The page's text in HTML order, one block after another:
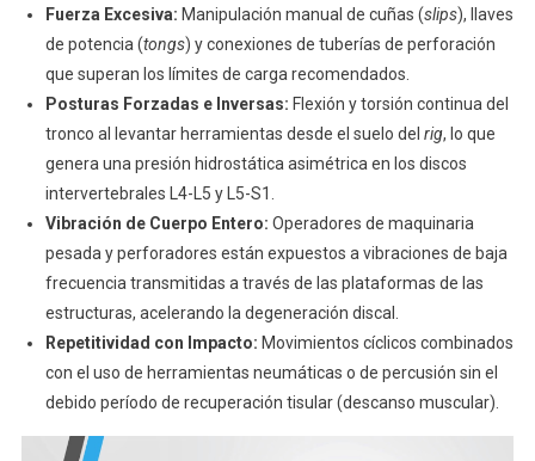
Fuerza Excesiva: Manipulación manual de cuñas (slips), llaves
de potencia (tongs) y conexiones de tuberías de perforación
que superan los límites de carga recomendados.
Posturas Forzadas e Inversas: Flexión y torsión continua del
tronco al levantar herramientas desde el suelo del rig, lo que
genera una presión hidrostática asimétrica en los discos
intervertebrales L4-L5 y L5-S1.
Vibración de Cuerpo Entero: Operadores de maquinaria
pesada y perforadores están expuestos a vibraciones de baja
frecuencia transmitidas a través de las plataformas de las
estructuras, acelerando la degeneración discal.
Repetitividad con Impacto: Movimientos cíclicos combinados
con el uso de herramientas neumáticas o de percusión sin el
debido período de recuperación tisular (descanso muscular).